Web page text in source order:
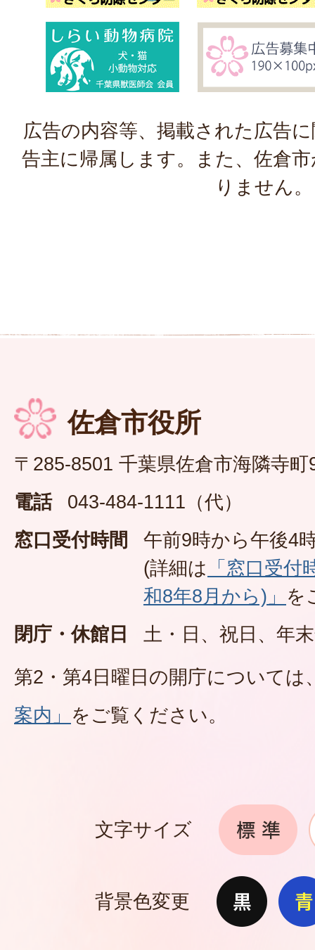
広告の内容等、掲載された広告
告主に帰属します。また、佐倉
りません。
佐倉市役所
〒285-8501 千葉県佐倉市海隣寺町
電話
043-484-1111（代）
窓口受付時間
午前9時から午後4
(詳細は 「窓口受
和8年8月から)」 を
閉庁・休館日
土・日、祝日、年
第2・第4日曜日の開庁については
案内」 をご覧ください。
文字サイズ
背景色変更